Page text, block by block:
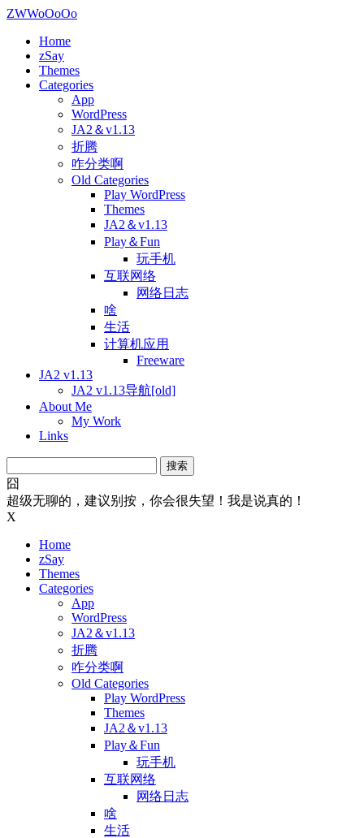
ZWWoOoOo
Home
zSay
Themes
Categories
App
WordPress
JA2＆v1.13
折腾
咋分类啊
Old Categories
Play WordPress
Themes
JA2＆v1.13
Play＆Fun
玩手机
互联网络
网络日志
啥
生活
计算机应用
Freeware
JA2 v1.13
JA2 v1.13导航[old]
About Me
My Work
Links
索：
囧
超级无聊的，建议别按，你会很失望！我是说真的！
X
Home
zSay
Themes
Categories
App
WordPress
JA2＆v1.13
折腾
咋分类啊
Old Categories
Play WordPress
Themes
JA2＆v1.13
Play＆Fun
玩手机
互联网络
网络日志
啥
生活